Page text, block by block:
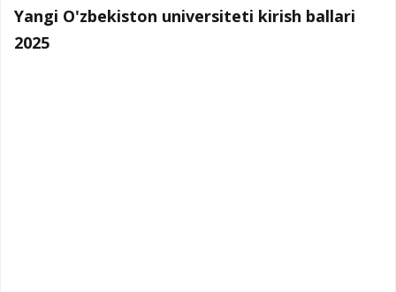
Yangi O'zbekiston universiteti kirish ballari
2025